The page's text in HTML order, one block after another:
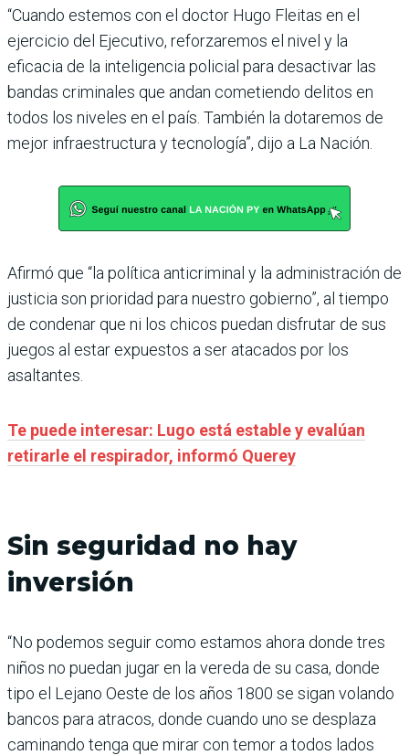
“Cuando estemos con el doctor Hugo Fleitas en el
ejercicio del Ejecutivo, reforzaremos el nivel y la
eficacia de la inteligencia policial para desactivar las
bandas criminales que andan cometiendo delitos en
todos los niveles en el país. También la dotaremos de
mejor infraestructura y tecnología”, dijo a La Nación.
Afirmó que “la política anticriminal y la administración de
justicia son prioridad para nuestro gobierno”, al tiempo
de condenar que ni los chicos puedan disfrutar de sus
juegos al estar expuestos a ser atacados por los
asaltantes.
Te puede interesar: Lugo está estable y evalúan
retirarle el respirador, informó Querey
Sin seguridad no hay
inversión
“No podemos seguir como estamos ahora donde tres
niños no puedan jugar en la vereda de su casa, donde
tipo el Lejano Oeste de los años 1800 se sigan volando
bancos para atracos, donde cuando uno se desplaza
caminando tenga que mirar con temor a todos lados